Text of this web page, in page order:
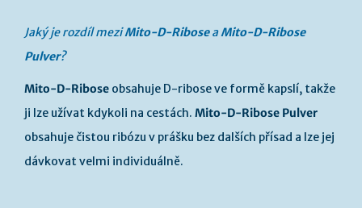
Jaký je rozdíl meziMito-D-RiboseaMito-D-Ribose
Pulver?
Mito-D-Ribose obsahuje D-ribose ve formě kapslí, takže
ji lze užívat kdykoli na cestách. Mito-D-Ribose Pulver
obsahuje čistou ribózu v prášku bez dalších přísad a lze jej
dávkovat velmi individuálně.